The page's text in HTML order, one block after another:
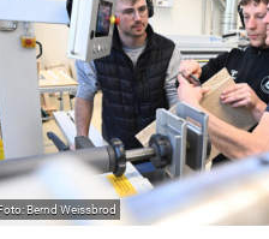
Bernd Weissbrod